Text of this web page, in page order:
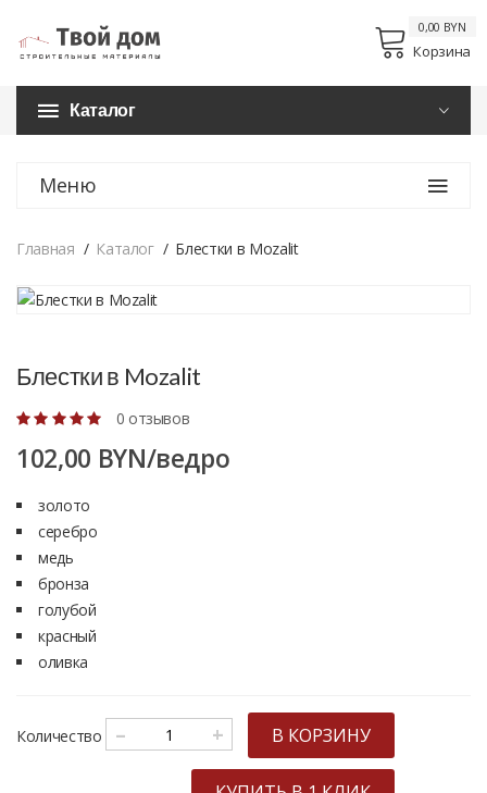
Корзина
0,00 BYN
Каталог
Меню
Главная Каталог Блестки в Mozalit
Блестки в Mozalit
0 отзывов
102,00 BYN/ведро
золото
серебро
медь
бронза
голубой
красный
оливка
Количество – + В КОРЗИНУ